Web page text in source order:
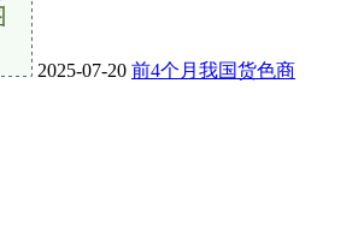
2025-07-20 前4个月我国货色商